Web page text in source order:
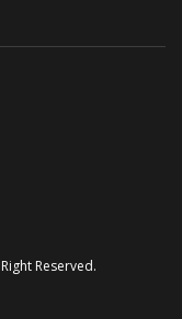
Reserved.